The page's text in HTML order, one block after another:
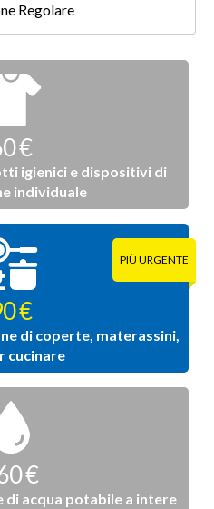
Regolare
€
igienici e dispositivi di
individuale
€
di coperte, materassini,
cucinare
€
di acqua potabile a intere